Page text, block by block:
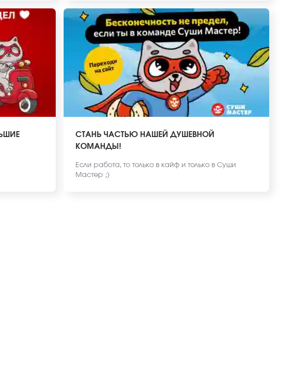
СТАНЬ ЧАСТЬЮ НАШЕЙ ДУШЕВНОЙ
КОМАНДЫ!
Если работа, то только в кайф и только в Суши
Мастер ;)